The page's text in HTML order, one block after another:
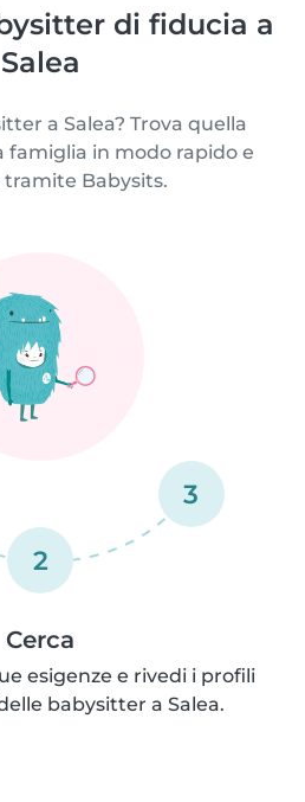
di fiducia a
Salea
a Salea? Trova quella
in modo rapido e
tramite Babysits.
2
3
Cerca
esigenze e rivedi i profili
babysitter a Salea.